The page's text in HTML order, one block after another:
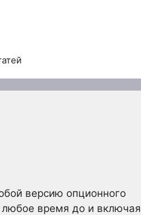
версию опционного
любое время до и включая